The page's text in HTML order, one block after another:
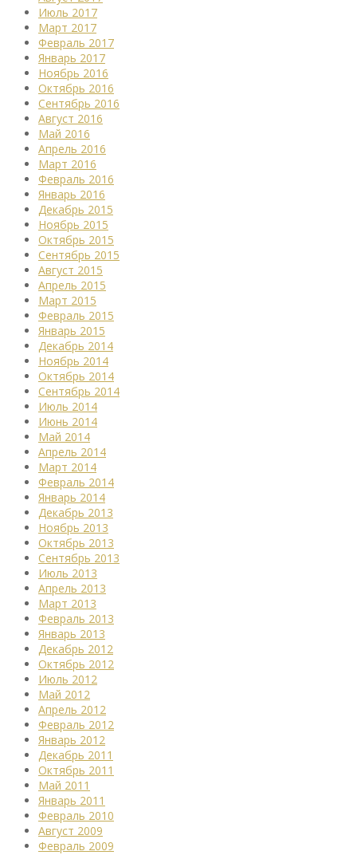
Июль 2017
Март 2017
Февраль 2017
Январь 2017
Ноябрь 2016
Октябрь 2016
Сентябрь 2016
Август 2016
Май 2016
Апрель 2016
Март 2016
Февраль 2016
Январь 2016
Декабрь 2015
Ноябрь 2015
Октябрь 2015
Сентябрь 2015
Август 2015
Апрель 2015
Март 2015
Февраль 2015
Январь 2015
Декабрь 2014
Ноябрь 2014
Октябрь 2014
Сентябрь 2014
Июль 2014
Июнь 2014
Май 2014
Апрель 2014
Март 2014
Февраль 2014
Январь 2014
Декабрь 2013
Ноябрь 2013
Октябрь 2013
Сентябрь 2013
Июль 2013
Апрель 2013
Март 2013
Февраль 2013
Январь 2013
Декабрь 2012
Октябрь 2012
Июль 2012
Май 2012
Апрель 2012
Февраль 2012
Январь 2012
Декабрь 2011
Октябрь 2011
Май 2011
Январь 2011
Февраль 2010
Август 2009
Февраль 2009